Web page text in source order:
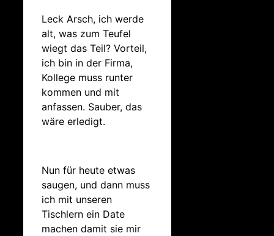
Leck Arsch, ich werde
alt, was zum Teufel
wiegt das Teil? Vorteil,
ich bin in der Firma,
Kollege muss runter
kommen und mit
anfassen. Sauber, das
wäre erledigt.
Nun für heute etwas
saugen, und dann muss
ich mit unseren
Tischlern ein Date
machen damit sie mir